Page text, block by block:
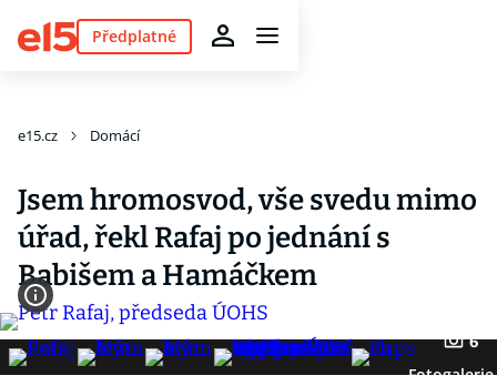
Předplatné
e15.cz Domácí
Jsem hromosvod, vše svedu mimo
úřad, řekl Rafaj po jednání s
Babišem a Hamáčkem
6
Fotogalerie